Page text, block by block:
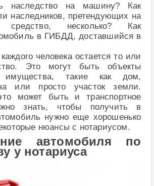
наследство на машину? Как
наследников, претендующих на
средство, несколько? Как
в ГИБДД, доставшийся в
человека остается то или
Это могут быть объекты
имущества, такие как дом,
или просто участок земли.
может быть и транспортное
знать, чтобы получить в
нужно еще хорошенько
нюансы с нотариусом.
автомобиля по
у нотариуса